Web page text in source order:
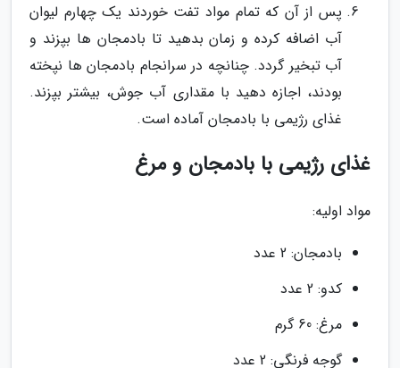
پس از آن که تمام مواد تفت خوردند یک چهارم لیوان
آب اضافه کرده و زمان بدهید تا بادمجان ها بپزند و
آب تبخیر گردد. چنانچه در سرانجام بادمجان ها نپخته
بودند، اجازه دهید با مقداری آب جوش، بیشتر بپزند.
غذای رژیمی با بادمجان آماده است.
غذای رژیمی با بادمجان و مرغ
مواد اولیه:
بادمجان: 2 عدد
کدو: 2 عدد
مرغ: 60 گرم
گوجه فرنگی: 2 عدد